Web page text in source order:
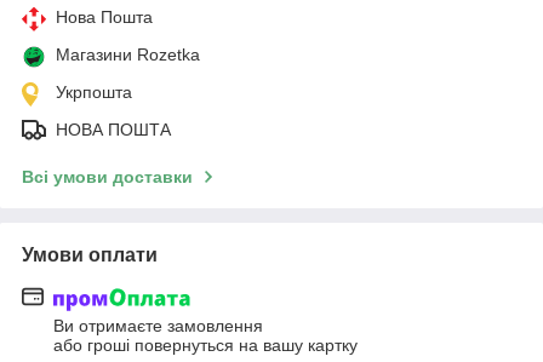
Нова Пошта
Магазини Rozetka
Укрпошта
НОВА ПОШТА
Всі умови доставки
Умови оплати
Ви отримаєте замовлення
або гроші повернуться на вашу картку